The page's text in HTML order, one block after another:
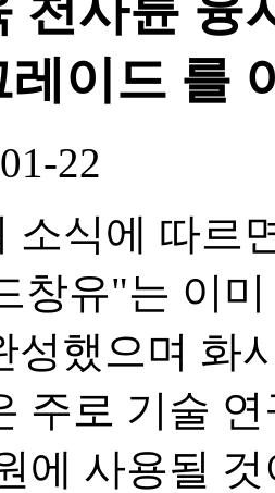
레이드 를
22
소식에 따르
창유"는 이
성했으며 화
주로 기술
에 사용될